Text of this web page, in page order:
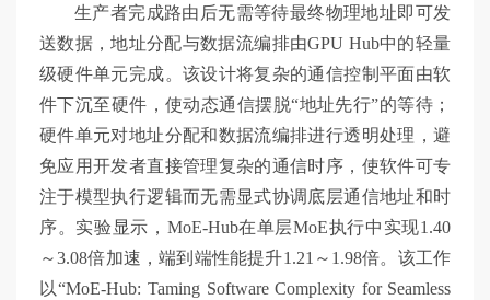
生产者完成路由后无需等待最终物理地址即可发
送数据，地址分配与数据流编排由GPU Hub中的轻量
级硬件单元完成。该设计将复杂的通信控制平面由软
件下沉至硬件，使动态通信摆脱“地址先行”的等待；
硬件单元对地址分配和数据流编排进行透明处理，避
免应用开发者直接管理复杂的通信时序，使软件可专
注于模型执行逻辑而无需显式协调底层通信地址和时
序。实验显示，MoE-Hub在单层MoE执行中实现1.40
～3.08倍加速，端到端性能提升1.21～1.98倍。该工作
以“MoE-Hub: Taming Software Complexity for Seamless